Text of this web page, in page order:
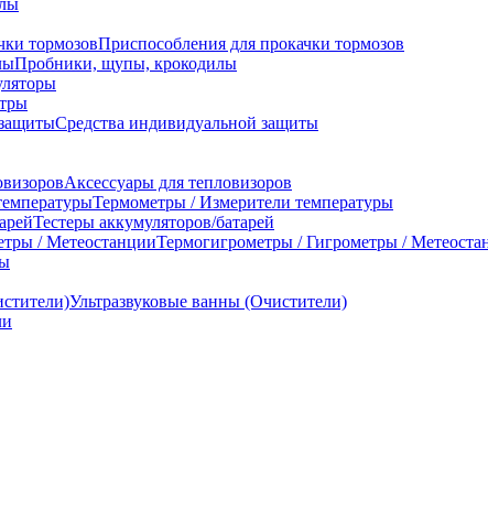
Приспособления для прокачки тормозов
Пробники, щупы, крокодилы
Средства индивидуальной защиты
Аксессуары для тепловизоров
Термометры / Измерители температуры
Тестеры аккумуляторов/батарей
Термогигрометры / Гигрометры /
Ультразвуковые ванны (Очистители)